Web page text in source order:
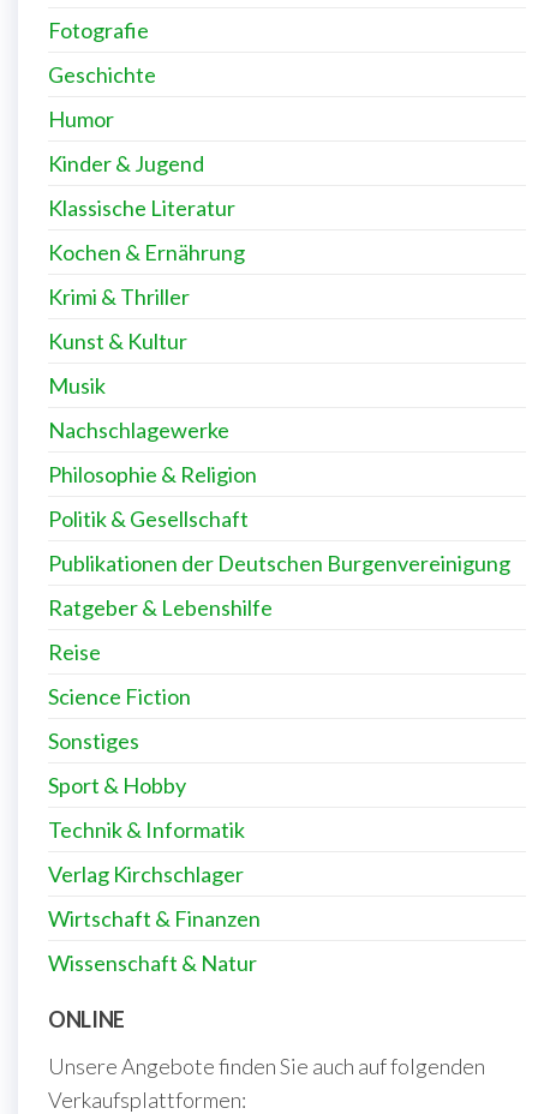
Fotografie
Geschichte
Humor
Kinder & Jugend
Klassische Literatur
Kochen & Ernährung
Krimi & Thriller
Kunst & Kultur
Musik
Nachschlagewerke
Philosophie & Religion
Politik & Gesellschaft
Publikationen der Deutschen Burgenvereinigung
Ratgeber & Lebenshilfe
Reise
Science Fiction
Sonstiges
Sport & Hobby
Technik & Informatik
Verlag Kirchschlager
Wirtschaft & Finanzen
Wissenschaft & Natur
ONLINE
Unsere Angebote finden Sie auch auf folgenden
Verkaufsplattformen: